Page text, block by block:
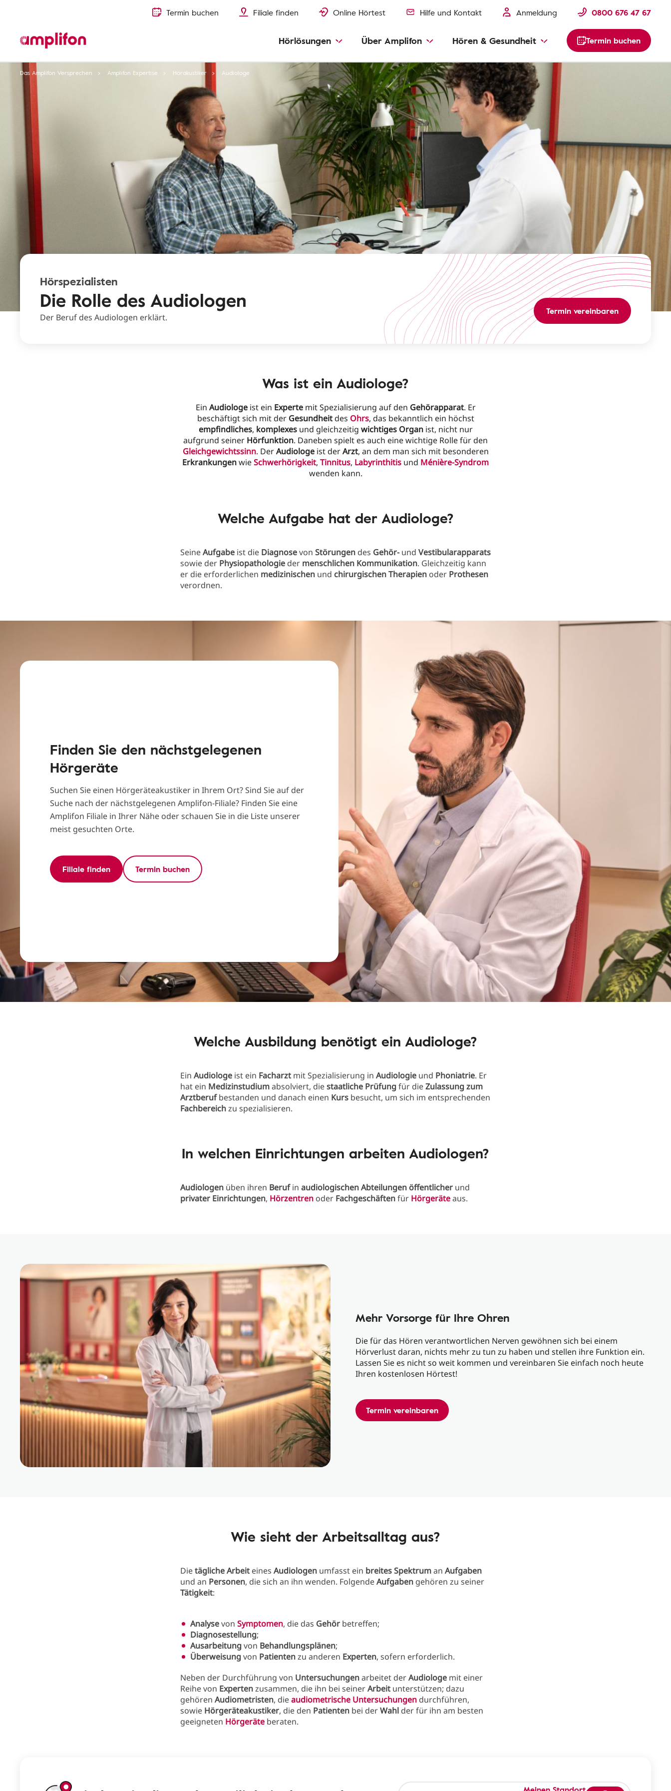
Termin buchen Filiale finden Online Hörtest Hilfe und Kontakt Anmeldung 0800 676 47 67
Hörlösungen Über Amplifon Hören & Gesundheit Termin buchen
Das Amplifon Versprechen Amplifon Expertise Hörakustiker Audiologe
Hörspezialisten
Die Rolle des Audiologen
Der Beruf des Audiologen erklärt.
Termin vereinbaren
Was ist ein Audiologe?
Ein Audiologeist ein Expertemit Spezialisierung auf den Gehörapparat. Er
beschäftigt sich mit der Gesundheitdes Ohrs, das bekanntlich ein höchst
empfindliches, komplexesund gleichzeitig wichtiges Organist, nicht nur
aufgrund seiner Hörfunktion. Daneben spielt es auch eine wichtige Rolle für den
Gleichgewichtssinn. DerAudiologeist derArzt, an dem man sich mit besonderen
ErkrankungenwieSchwerhörigkeit, Tinnitus, Labyrinthitis und Ménière-Syndrom
wenden kann.
Welche Aufgabe hat der Audiologe?
SeineAufgabe ist die Diagnosevon Störungen des Gehör-und Vestibularapparats
sowie der Physiopathologie der menschlichen Kommunikation. Gleichzeitig kann
er die erforderlichen medizinischen und chirurgischen Therapien oder Prothesen
verordnen.
Finden Sie den nächstgelegenen
Hörgeräte
Suchen Sie einen Hörgeräteakustiker in Ihrem Ort? Sind Sie auf der
Suche nach der nächstgelegenen Amplifon-Filiale? Finden Sie eine
Amplifon Filiale in Ihrer Nähe oder schauen Sie in die Liste unserer
meist gesuchten Orte.
Filiale finden Termin buchen
Welche Ausbildung benötigt ein Audiologe?
Ein Audiologe ist ein Facharzt mit Spezialisierung in Audiologie und Phoniatrie. Er
hat ein Medizinstudiumabsolviert, diestaatliche Prüfungfür dieZulassung zum
Arztberufbestanden und danach einen Kurs besucht, um sich im entsprechenden
Fachbereichzu spezialisieren.
In welchen Einrichtungen arbeiten Audiologen?
Audiologen üben ihren Berufin audiologischen Abteilungen öffentlicher und
privater Einrichtungen, Hörzentren oder Fachgeschäftenfür Hörgeräteaus.
Mehr Vorsorge für Ihre Ohren
Die für das Hören verantwortlichen Nerven gewöhnen sich bei einem
Hörverlust daran, nichts mehr zu tun zu haben und stellen ihre Funktion ein.
Lassen Sie es nicht so weit kommen und vereinbaren Sie einfach noch heute
Ihren kostenlosen Hörtest!
Termin vereinbaren
Wie sieht der Arbeitsalltag aus?
Dietägliche Arbeit eines Audiologen umfasst ein breites Spektruman Aufgaben
und an Personen, die sich an ihn wenden. FolgendeAufgaben gehören zu seiner
Tätigkeit:
Analysevon Symptomen, die das Gehör betreffen;
Diagnosestellung;
Ausarbeitungvon Behandlungsplänen;
Überweisungvon Patientenzu anderen Experten, sofern erforderlich.
Neben der Durchführung von Untersuchungenarbeitet derAudiologe mit einer
Reihe von Expertenzusammen, die ihn bei seinerArbeit unterstützen; dazu
gehören Audiometristen, dieaudiometrische Untersuchungen durchführen,
sowie Hörgeräteakustiker, die den Patienten bei derWahl der für ihn am besten
geeigneten Hörgeräte beraten.